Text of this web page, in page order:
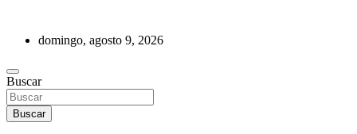
contenidodomingo, agosto 9, 2026
REVISTA DE PRENSA
Buscar
Buscar